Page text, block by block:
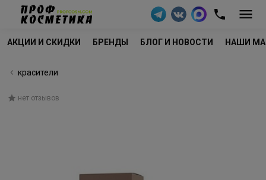
АКЦИИ И СКИДКИ БРЕНДЫ БЛОГ И НОВОСТИ НАШИ
красители
нет отзывов